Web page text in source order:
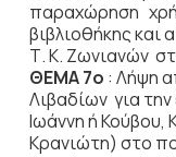
παραχώρηση
βιβλιοθήκης
Τ. Κ. Ζωνιανών
ΘΕΜΑ 7ο : Λήψη
Λιβαδίων για
Ιωάννη ή Κούβου,
Κρανιώτη) στο